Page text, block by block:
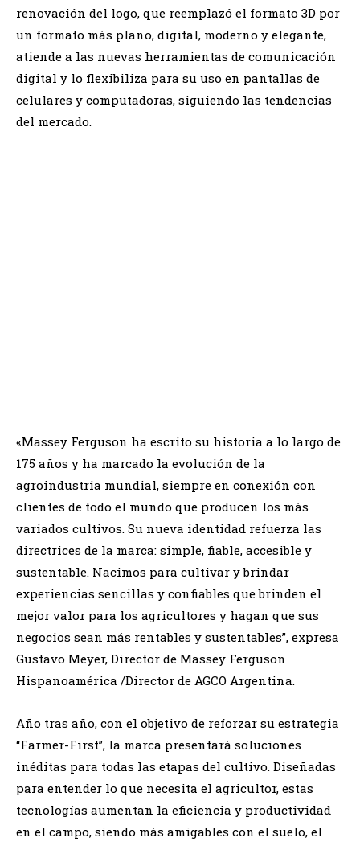
renovación del logo, que reemplazó el formato 3D por
un formato más plano, digital, moderno y elegante,
atiende a las nuevas herramientas de comunicación
digital y lo flexibiliza para su uso en pantallas de
celulares y computadoras, siguiendo las tendencias
del mercado.
«Massey Ferguson ha escrito su historia a lo largo de
175 años y ha marcado la evolución de la
agroindustria mundial, siempre en conexión con
clientes de todo el mundo que producen los más
variados cultivos. Su nueva identidad refuerza las
directrices de la marca: simple, fiable, accesible y
sustentable. Nacimos para cultivar y brindar
experiencias sencillas y confiables que brinden el
mejor valor para los agricultores y hagan que sus
negocios sean más rentables y sustentables”, expresa
Gustavo Meyer, Director de Massey Ferguson
Hispanoamérica /Director de AGCO Argentina.
Año tras año, con el objetivo de reforzar su estrategia
“Farmer-First”, la marca presentará soluciones
inéditas para todas las etapas del cultivo. Diseñadas
para entender lo que necesita el agricultor, estas
tecnologías aumentan la eficiencia y productividad
en el campo, siendo más amigables con el suelo, el